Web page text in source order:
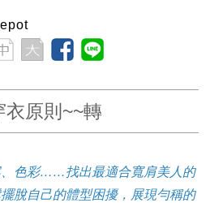
衣原則~~轉
、色彩……找出最適合寬肩美人的
脫自己的體型困擾，展現勻稱的